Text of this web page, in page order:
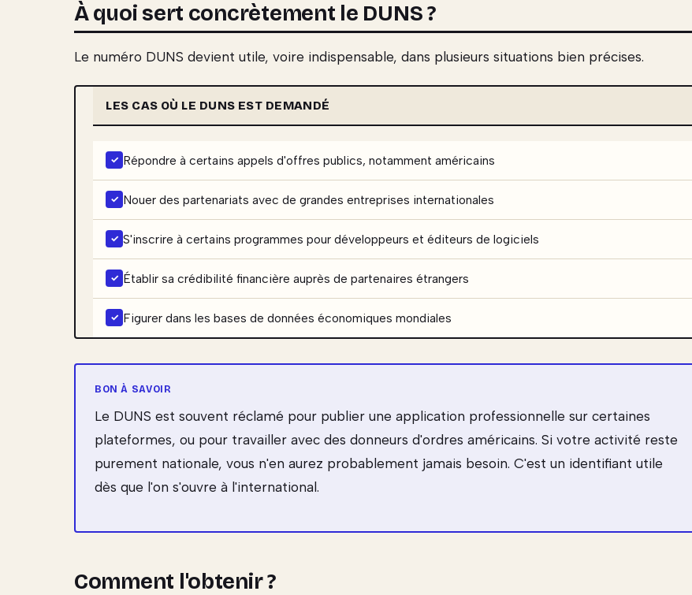
À quoi sert concrètement le DUNS ?
Le numéro DUNS devient utile, voire indispensable, dans plusieurs situations bien précises.
LES CAS OÙ LE DUNS EST DEMANDÉ
Répondre à certains appels d'offres publics, notamment américains
Nouer des partenariats avec de grandes entreprises internationales
S'inscrire à certains programmes pour développeurs et éditeurs de logiciels
Établir sa crédibilité financière auprès de partenaires étrangers
Figurer dans les bases de données économiques mondiales
Le DUNS est souvent réclamé pour publier une application professionnelle sur certaines
plateformes, ou pour travailler avec des donneurs d'ordres américains. Si votre activité reste
purement nationale, vous n'en aurez probablement jamais besoin. C'est un identifiant utile
dès que l'on s'ouvre à l'international.
Comment l'obtenir ?